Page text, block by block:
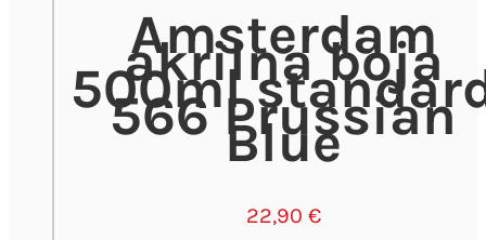
Amsterdam
akrilna boja
500ml
566 Prussian
Blue
22,90 €